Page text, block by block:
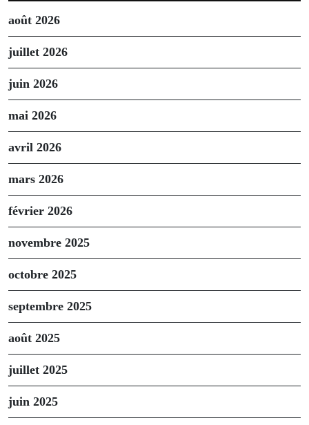
août 2026
juillet 2026
juin 2026
mai 2026
avril 2026
mars 2026
février 2026
novembre 2025
octobre 2025
septembre 2025
août 2025
juillet 2025
juin 2025